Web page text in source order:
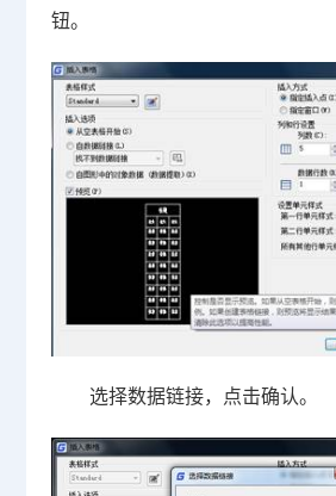
钮。
选择数据链接，点击确认。